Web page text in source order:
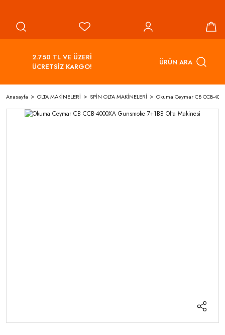
2.750 TL VE ÜZERİ
ÜCRETSİZ KARGO!
ÜRÜN ARA
Anasayfa OLTA MAKİNELERİ SPİN OLTA MAKİNELERİ Okuma Ceymar CB CCB-